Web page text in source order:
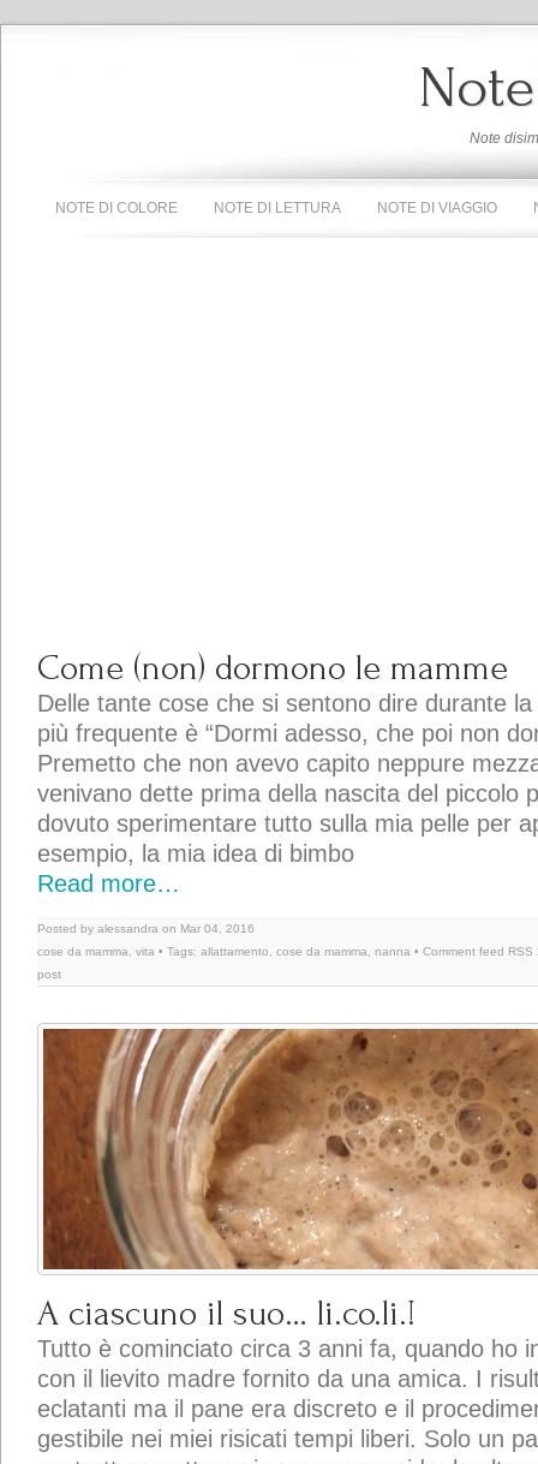
Note
NOTE DI COLORE NOTE DI LETTURA NOTE DI VIAGGIO
Come (non) dormono le mamme
Delle tante cose che si sentono dire durante
più frequente è “Dormi adesso, che poi non
Premetto che non avevo capito neppure
venivano dette prima della nascita del piccolo
dovuto sperimentare tutto sulla mia pelle per
esempio, la mia idea di bimbo
Read more…
Posted by alessandra on Mar 04, 2016
cose da mamma
vita • Tags: allattamento cose da mamma nanna • Comment feed RSS
post
A ciascuno il suo… li.co.li.!
Tutto è cominciato circa 3 anni fa, quando ho
con il lievito madre fornito da una amica. I
eclatanti ma il pane era discreto e il
gestibile nei miei risicati tempi liberi. Solo un